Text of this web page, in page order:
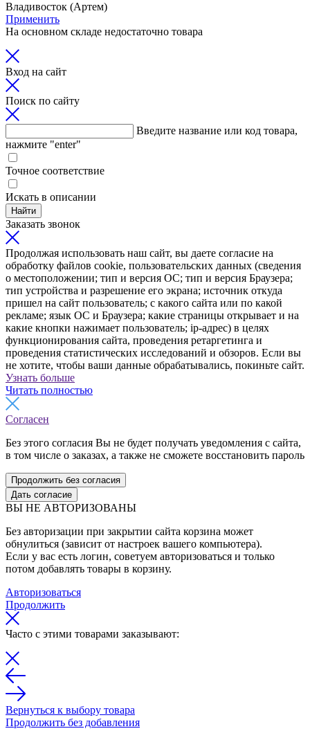
Владивосток (Артем)
Применить
На основном складе недостаточно товара
Вход на сайт
Поиск по сайту
Введите название или код товара,
нажмите "enter"
Точное соответствие
Искать в описании
Найти
Заказать звонок
Продолжая использовать наш сайт, вы даете согласие на
обработку файлов cookie, пользовательских данных (сведения
о местоположении; тип и версия ОС; тип и версия Браузера;
тип устройства и разрешение его экрана; источник откуда
пришел на сайт пользователь; с какого сайта или по какой
рекламе; язык ОС и Браузера; какие страницы открывает и на
какие кнопки нажимает пользователь; ip-адрес) в целях
функционирования сайта, проведения ретаргетинга и
проведения статистических исследований и обзоров. Если вы
не хотите, чтобы ваши данные обрабатывались, покиньте сайт.
Узнать больше
Читать полностью
Согласен
Без этого согласия Вы не будет получать уведомления с сайта,
в том числе о заказах, а также не сможете восстановить пароль
Продолжить без согласия
Дать согласие
ВЫ НЕ АВТОРИЗОВАНЫ
Без авторизации при закрытии сайта корзина может
обнулиться (зависит от настроек вашего компьютера).
Если у вас есть логин, советуем авторизоваться и только
потом добавлять товары в корзину.
Авторизоваться
Продолжить
Часто с этими товарами заказывают:
Вернуться к выбору товара
Продолжить без добавления